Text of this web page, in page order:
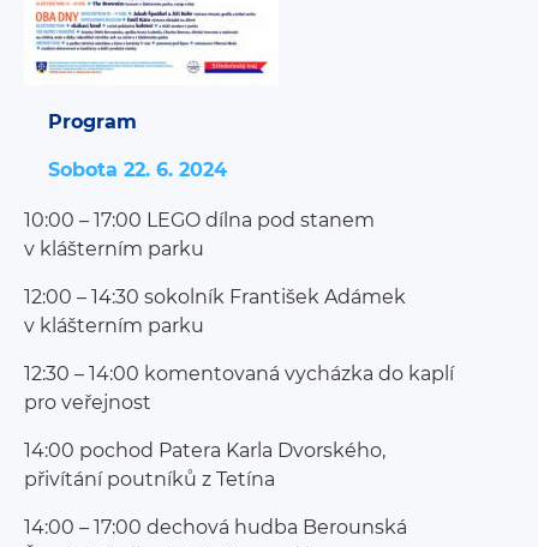
Program
Sobota 22. 6. 2024
10:00 – 17:00 LEGO dílna pod stanem
v klášterním parku
12:00 – 14:30 sokolník František Adámek
v klášterním parku
12:30 – 14:00 komentovaná vycházka do kaplí
pro veřejnost
14:00 pochod Patera Karla Dvorského,
přivítání poutníků z Tetína
14:00 – 17:00 dechová hudba Berounská